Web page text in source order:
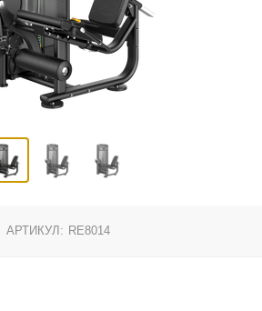
АРТИКУЛ: RE8014